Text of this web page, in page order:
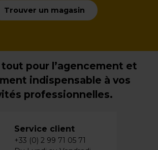
Trouver un magasin
tout pour l’agencement et
indispensable à vos
professionnelles.
Service client
+33 (0) 2 99 71 05 71